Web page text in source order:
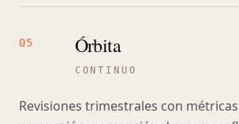
05 Órbita
CONTINUO
Revisiones trimestrales con